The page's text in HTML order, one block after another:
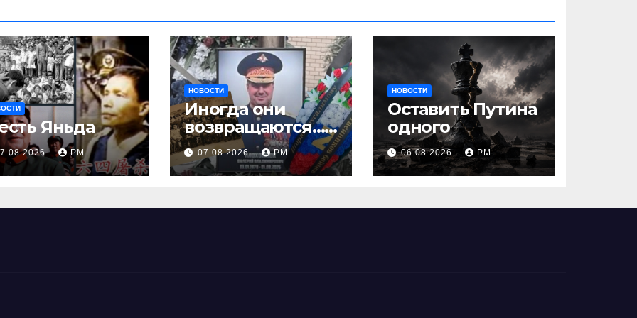
Яньда
РМ
НОВОСТИ
Иногда они
возвращаются…
Или не
возвращаются
07.08.2026 РМ
НОВОСТИ
Оставить Путина
одного
06.08.2026 РМ